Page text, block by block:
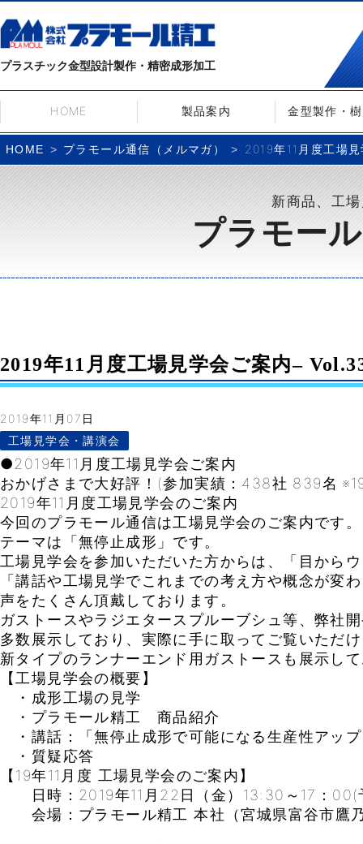
プラスチック金型設計製作・精密成形加工
HOME 製品案内 金型製作・
HOME プラモール通信（メルマガ） 2019年11月度工場
新商品、工
プラモー
2019年11月度工場見学会ご案内–
2019年11月07日
工場見学会・講演会
●2019年11月度工場見学会ご案内
おかげさまで大好評！(参加実績：438社 839名
2019年11月度工場見学会のご案内
今回のプラモール通信は工場見学会のご案内です。
テーマは「無停止成形」です。
工場見学会を参加いただいた方からは、「目から
「講話や工場見学でこれまでの考え方や概念が変
声をたくさん頂戴しております。
ガストースやラジエタースプルーブシュ等、弊社
多数展示しており、実際に手に取ってご覧いただ
新タイプのランナーエンド用ガストースも展示し
【工場見学会の概要】
・成形工場の見学
・プラモール精工 商品紹介
・講話：「無停止成形で可能になる生産性アッ
・質疑応答
【19年11月度 工場見学会のご案内】
日時：2019年11月22日（金）13:30～17：00(
会場：プラモール精工 本社（宮城県富谷市鷹